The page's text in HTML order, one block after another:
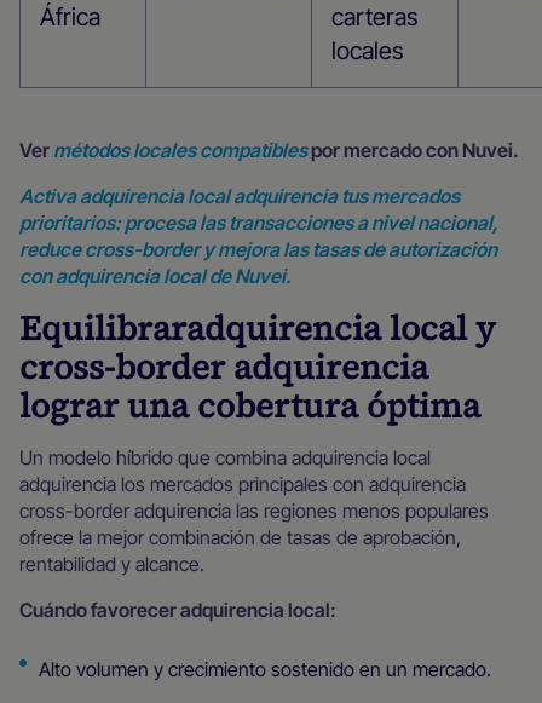
África
carteras
locales
Ver métodos locales compatiblespor mercado con Nuvei.
Activa adquirencia local adquirencia tus mercados
prioritarios: procesa las transacciones a nivel nacional,
reduce cross-border y mejora las tasas de autorización
con adquirencia local de Nuvei.
Equilibraradquirencia local y
cross-border adquirencia
lograr una cobertura óptima
Un modelo híbrido que combina adquirencia local
adquirencia los mercados principales con adquirencia
cross-border adquirencia las regiones menos populares
ofrece la mejor combinación de tasas de aprobación,
rentabilidad y alcance.
Cuándo favorecer adquirencia local:
Alto volumen y crecimiento sostenido en un mercado.